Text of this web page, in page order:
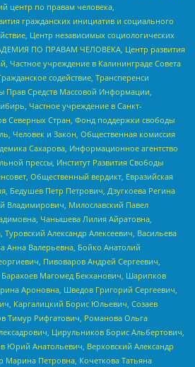
центр по правам человека,
гражданских инициатив и социального
Центр независимых социологических
ПО ПРАВАМ ЧЕЛОВЕКА, Центр развития
Частное учреждение в Калининграде Совета
содействие, Трансперенси
Прав Средств Массовой Информации,
Частное учреждение в Санкт-
Северных Стран, Фонд поддержки свободы
Человек и Закон, Общественная комиссия
Сахарова, Информационное агентство
прессы, Институт Развития Свободы
Общественный вердикт, Евразийская
Бедушев Петр Петрович, Дзугкоева Регина
Владимирович, Милославский Павел
Чанышева Лилия Айратовна,
Александр Алексеевич, Васильева
Анна Валерьевна, Бойко Анатолий
Пивоваров Андрей Сергеевич,
Магомед Бекханович, Шарипков
Ароновна, Шведов Григорий Сергеевич,
Каргалицкий Борис Юльевич, Созаев
Тимур Рифгатович, Романова Ольга
Цирульников Борис Альбертович,
Юрий Анатольевич, Верховский Александр
Марина Петровна, Кочеткова Татьяна